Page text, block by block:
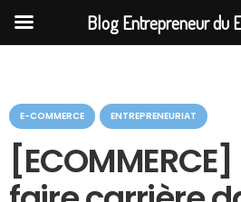
C
a
g
E-COMMERCE ENTREPRENEURIAT
Blog Entrepreneur du